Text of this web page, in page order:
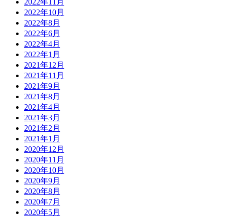
2022年11月
2022年10月
2022年8月
2022年6月
2022年4月
2022年1月
2021年12月
2021年11月
2021年9月
2021年8月
2021年4月
2021年3月
2021年2月
2021年1月
2020年12月
2020年11月
2020年10月
2020年9月
2020年8月
2020年7月
2020年5月